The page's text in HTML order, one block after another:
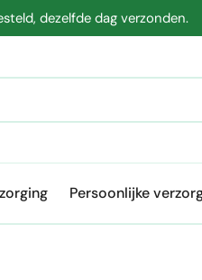
dezelfde dag verzonden.
Persoonlijke